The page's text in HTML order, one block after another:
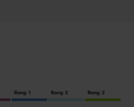
deze beperking, straalt de mis
wordt vertolkt door Olga
Rang 1 Rang 2 Rang 3